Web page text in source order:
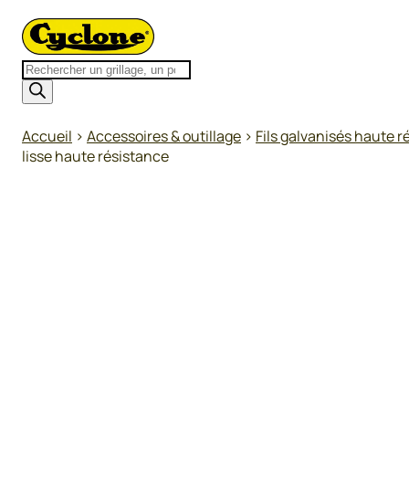
Recherche
de
produits
Accueil > Accessoires & outillage > Fils galvanisés haute
lisse haute résistance